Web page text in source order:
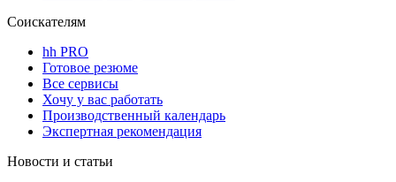
Соискателям
hh PRO
Готовое резюме
Все сервисы
Хочу у вас работать
Производственный календарь
Экспертная рекомендация
Новости и статьи